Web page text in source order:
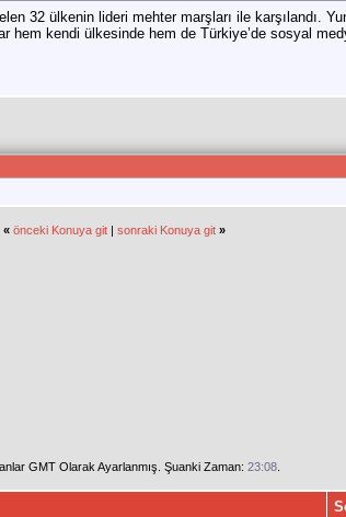
32 ülkenin lideri mehter marşları ile karşılandı.
hem kendi ülkesinde hem de Türkiye’de sosyal
« önceki Konuya git| sonraki Konuya git »
GMT Olarak Ayarlanmış. Şuanki Zaman: 23:08